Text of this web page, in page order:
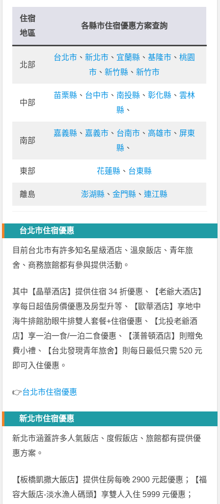
住宿
地區
各縣市住宿優惠方案查詢
北部
台北市 、新北市 、 宜蘭縣 、基隆市 、桃園
市 、新竹縣 、新竹市
中部
苗栗縣 、 台中市 、 南投縣 、彰化縣 、雲林
縣 、
南部
嘉義縣 、 嘉義市 、 台南市 、 高雄市 、 屏東
縣 、
東部 花蓮縣 、 台東縣
離島 澎湖縣 、金門縣 、連江縣
台北市住宿優惠
目前台北市有許多知名星級酒店、溫泉飯店、青年旅
舍、商務旅館都有參與提供活動。
其中【晶華酒店】提供住宿 34 折優惠、【老爺大酒店】
享每日超值房價優惠及房型升等、【歐華酒店】享地中
海牛排館肋眼牛排雙人套餐+住宿優惠、【北投老爺酒
店】享一泊一食/一泊二食優惠、【漢普頓酒店】則贈免
費小禮、【台北發現青年旅舍】則每日最低只需 520 元
即可入住優惠。
👉台北市住宿優惠
新北市住宿優惠
新北市涵蓋許多人氣飯店、度假飯店、旅館都有提供優
惠方案。
【板橋凱撒大飯店】提供住房每晚 2900 元起優惠；【福
容大飯店-淡水漁人碼頭】享雙人入住 5999 元優惠；